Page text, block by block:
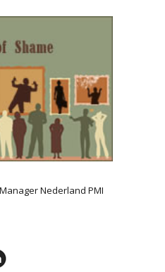
Nederland PMI